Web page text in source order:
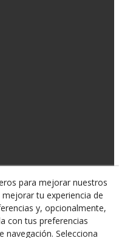
para mejorar nuestros
tu experiencia de
y, opcionalmente,
con tus preferencias
navegación. Selecciona